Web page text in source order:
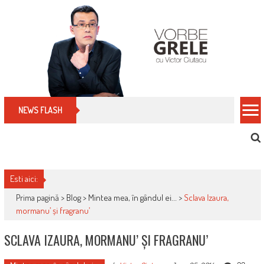
NEWS FLASH Cum îți schimbi, rapid, gratuit și eficient,
Esti aici:
Prima pagină > Blog> Mintea mea, în gândul ei... >Sclava Izaura,
mormanu’ și fragranu’
SCLAVA IZAURA, MORMANU’ ȘI FRAGRANU’